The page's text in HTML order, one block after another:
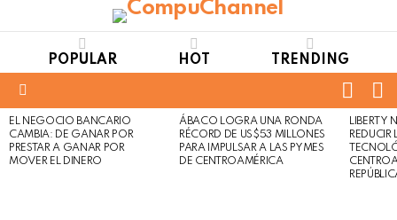
POPULAR HOT TRENDING
LATEST
STORIES
EL NEGOCIO BANCARIO
CAMBIA: DE GANAR POR
PRESTAR A GANAR POR
MOVER EL DINERO
Not
Safe
For
Click
to
view
ÁBACO LOGRA UNA RONDA
RÉCORD DE US$53 MILLONES
PARA IMPULSAR A LAS PYMES
DE CENTROAMÉRICA
LIBERTY
REDUCIR